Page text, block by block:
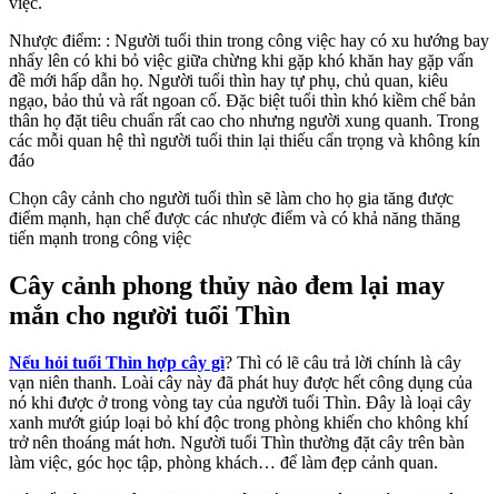
Nhược điểm: : Người tuổi thin trong công việc hay có xu hướng bay
nhẩy lên có khi bỏ việc giữa chừng khi gặp khó khăn hay gặp vấn
đề mới hấp dẫn họ. Người tuổi thìn hay tự phụ, chủ quan, kiêu
ngạo, bảo thủ và rất ngoan cố. Đặc biệt tuổi thìn khó kiềm chế bản
thân họ đặt tiêu chuẩn rất cao cho nhưng người xung quanh. Trong
các mỗi quan hệ thì người tuổi thin lại thiếu cẩn trọng và không kín
đáo
Chọn cây cảnh cho người tuổi thìn sẽ làm cho họ gia tăng được
điểm mạnh, hạn chế được các nhược điểm và có khả năng thăng
tiến mạnh trong công việc
Cây cảnh phong thủy nào đem lại may
mắn cho người tuổi Thìn
Nếu hỏi tuổi Thìn hợp cây gì? Thì có lẽ câu trả lời chính là cây
vạn niên thanh. Loài cây này đã phát huy được hết công dụng của
nó khi được ở trong vòng tay của người tuổi Thìn. Đây là loại cây
xanh mướt giúp loại bỏ khí độc trong phòng khiến cho không khí
trở nên thoáng mát hơn. Người tuổi Thìn thường đặt cây trên bàn
làm việc, góc học tập, phòng khách… để làm đẹp cảnh quan.